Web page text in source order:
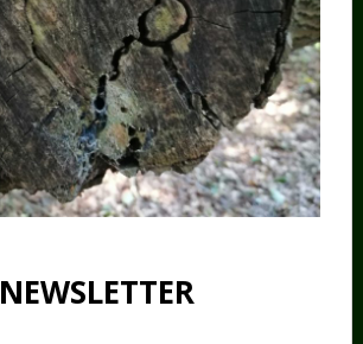
NEWSLETTER